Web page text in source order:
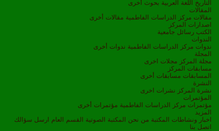
التاريخ
اللغة العربية بحوث أخرى
المقالات
مقالات مركز الدراسات الفاطمية مقالات أخرى
اصدارات المركز
الكتب رسائل جامعية
الندوات
ندوات مركز الدراسات الفاطمية ندوات أخرى
المجلة
مجلة المركز مجلات اخرى
مسابقات المركز
المسابقات مسابقات أخرى
النشرة
نشرة المركز نشرات اخرى
المؤتمرات
مؤتمرات مركز الدراسات الفاطمية مؤتمرات أخرى
المزيد
اخبار ونشاطات
المكتبة من نحن المكتبة الصوتية القسم العام ارسل سؤالك
اتصل بنا